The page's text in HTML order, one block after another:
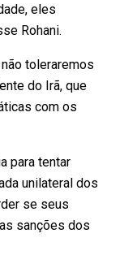
eles
Rohani.
toleraremos
do Irã, que
com os
para tentar
unilateral dos
se seus
sanções dos